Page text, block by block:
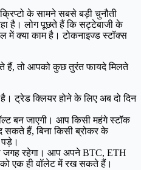
के सामने सबसे बड़ी चुनौती
है। लोग पूछते हैं कि सट्टेबाजी के
में क्या काम है। टोकनाइज्ड स्टॉक्स
हैं, तो आपको कुछ तुरंत फायदे मिलते
ट्रेड क्लियर होने के लिए अब दो दिन
बन जाएगी। आप किसी महंगे स्टॉक
सकते हैं, बिना किसी ब्रोकर के
जगह रहेगा। आप अपने BTC, ETH
एक ही वॉलेट में रख सकते हैं।